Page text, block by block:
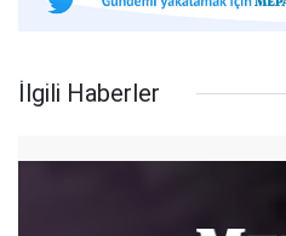
İlgili Haberler